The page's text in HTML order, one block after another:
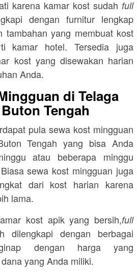
karena kamar kost sudah full
dengan furnitur lengkap
tambahan yang membuat kost
kamar hotel. Tersedia juga
kost yang disewakan harian
Anda.
di Telaga
Tengah
pula sewa kost mingguan
Tengah yang bisa Anda
atau beberapa minggu
sewa kost mingguan juga
dari kost harian karena
lama.
kost apik yang bersih,full
dilengkapi dengan berbagai
dengan harga yang
yang Anda miliki.